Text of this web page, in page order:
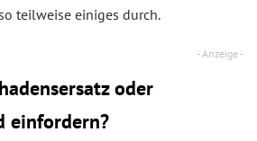
teilweise einiges durch.
oder
einfordern?